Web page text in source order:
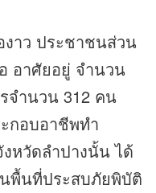
าว ประชาชนส่วน
อาศัยอยู่ จำนวน
จำนวน 312 คน
กอบอาชีพทำ
หวัดลำปางนั้น ได้
พื้นที่ประสบภัยพิบัติ